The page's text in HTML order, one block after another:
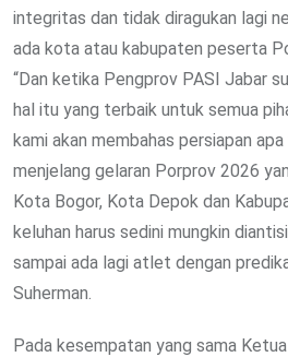
integritas dan tidak diragukan lagi
ada kota atau kabupaten peserta
“Dan ketika Pengprov PASI Jabar
hal itu yang terbaik untuk semua
kami akan membahas persiapan
menjelang gelaran Porprov 2026
Kota Bogor, Kota Depok dan
keluhan harus sedini mungkin
sampai ada lagi atlet dengan
Suherman.
Pada kesempatan yang sama